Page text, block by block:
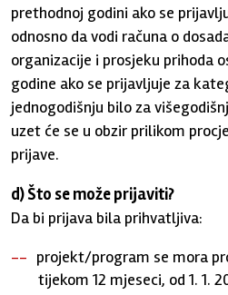
prethodnoj godini ako se
odnosno da vodi računa o
organizacije i prosjeku prihoda
godine ako se prijavljuje za
jednogodišnju bilo za
uzet će se u obzir prilikom
prijave.
d) Što se može prijaviti?
Da bi prijava bila prihvatljiva:
projekt/program se mora
tijekom 12 mjeseci, od 1. 1.